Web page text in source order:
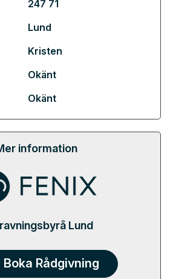
247 71
Lund
Kristen
Okänt
Okänt
information
Lund
Boka Rådgivning